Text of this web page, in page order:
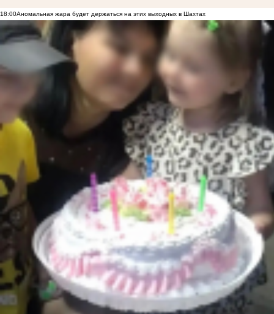
18:00Аномальная жара будет держаться на этих выходных в Шахтах